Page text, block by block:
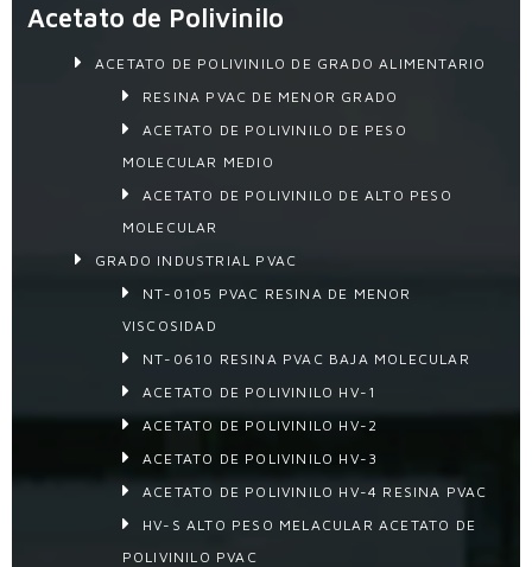
Acetato de Polivinilo
ACETATO DE POLIVINILO DE GRADO ALIMENTARIO
RESINA PVAC DE MENOR GRADO
ACETATO DE POLIVINILO DE PESO
MOLECULAR MEDIO
ACETATO DE POLIVINILO DE ALTO PESO
MOLECULAR
GRADO INDUSTRIAL PVAC
NT-0105 PVAC RESINA DE MENOR
VISCOSIDAD
NT-0610 RESINA PVAC BAJA MOLECULAR
ACETATO DE POLIVINILO HV-1
ACETATO DE POLIVINILO HV-2
ACETATO DE POLIVINILO HV-3
ACETATO DE POLIVINILO HV-4 RESINA PVAC
HV-S ALTO PESO MELACULAR ACETATO DE
POLIVINILO PVAC